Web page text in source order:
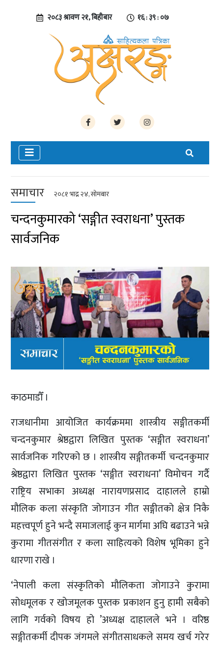
२०८३ श्रावण २१, बिहीबार १६ : ३९ : ०७
समाचार २०८१ भाद्र २४, सोमबार
चन्दनकुमारको ‘सङ्गीत स्वराधना’ पुस्तक
सार्वजनिक
काठमाडौँ ।
राजधानीमा आयोजित कार्यक्रममा शास्त्रीय सङ्गीतकर्मी
चन्दनकुमार श्रेष्ठद्वारा लिखित पुस्तक ‘सङ्गीत स्वराधना’
सार्वजनिक गरिएको छ । शास्त्रीय सङ्गीतकर्मी चन्दनकुमार
श्रेष्ठद्वारा लिखित पुस्तक ‘सङ्गीत स्वराधना’ विमोचन गर्दै
राष्ट्रिय सभाका अध्यक्ष नारायणप्रसाद दाहालले हाम्रो
मौलिक कला संस्कृति जोगाउन गीत सङ्गीतको क्षेत्र निकै
महत्त्वपूर्ण हुने भन्दै समाजलाई कुन मार्गमा अघि बढाउने भन्ने
कुरामा गीतसंगीत र कला साहित्यको विशेष भूमिका हुने
धारणा राखे ।
‘नेपाली कला संस्कृतिको मौलिकता जोगाउने कुरामा
सोधमूलक र खोजमूलक पुस्तक प्रकाशन हुनु हामी सबैको
लागि गर्वको विषय हो ’अध्यक्ष दाहालले भने । वरिष्ठ
सङ्गीतकर्मी दीपक जंगमले संगीतसाधकले समय खर्च गरेर